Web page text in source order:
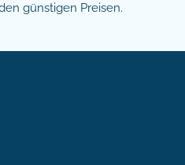
günstigen Preisen.